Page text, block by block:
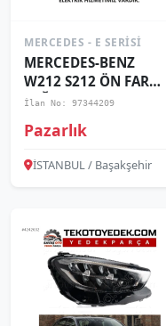
MERCEDES - E SERISI
MERCEDES-BENZ
W212 S212 ÖN FAR
SAĞ SOL 2009 2010
İlan No: 97344209
Pazarlık
İSTANBUL / Başakşehir